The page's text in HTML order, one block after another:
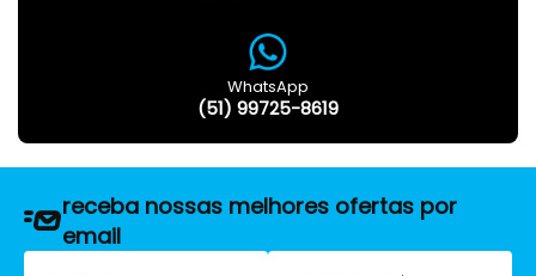
WhatsApp
(51) 99725-8619
receba nossas melhores ofertas por
email
S
E